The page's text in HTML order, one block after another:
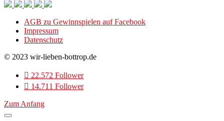
AGB zu Gewinnspielen auf Facebook
Impressum
Datenschutz
© 2023 wir-lieben-bottrop.de
22.572 Follower
14.711 Follower
Zum Anfang